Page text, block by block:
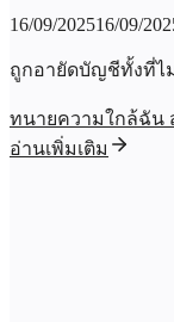
16/09/202516/09/
ถูกอายัดบัญชีทั้งที่ไ
ทนายความใกล้ฉัน
อ่านเพิ่มเติม